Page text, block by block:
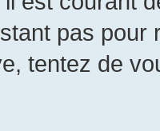
pas pour
tentez de